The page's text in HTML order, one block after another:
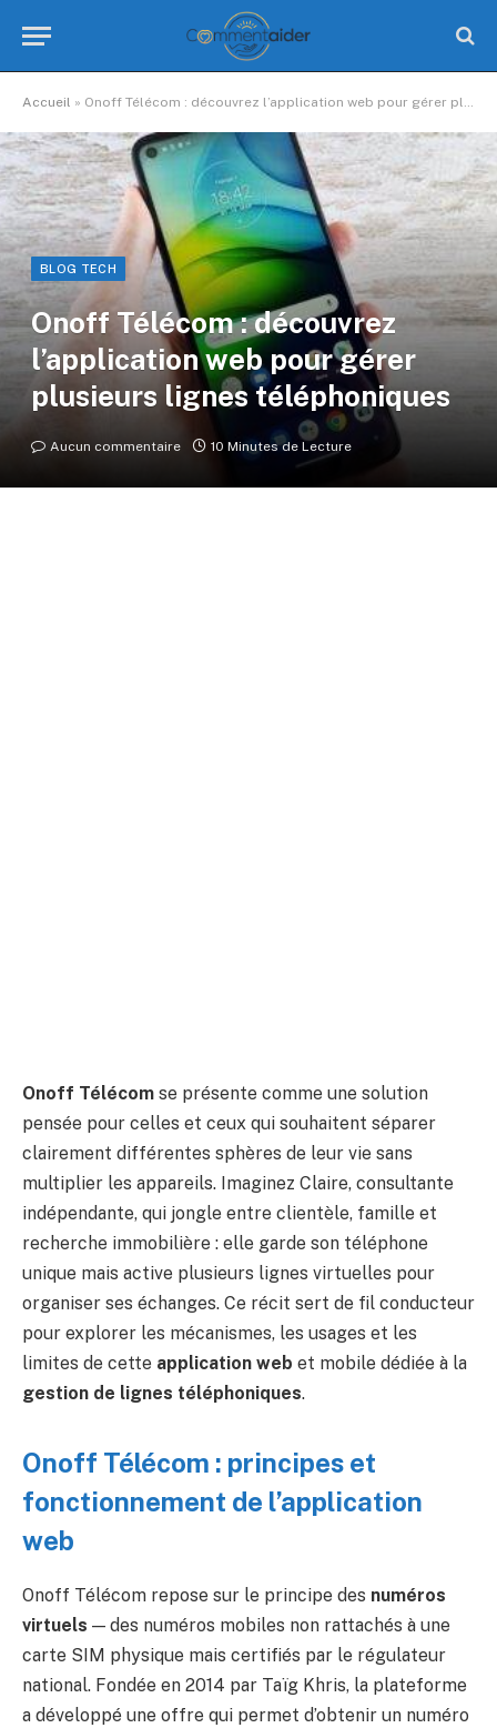
Accueil » Onoff Télécom : découvrez l’application web pour gérer plusieurs lignes téléphoniques
BLOG TECH
Onoff Télécom : découvrez
l’application web pour gérer
plusieurs lignes téléphoniques
Aucun commentaire 10 Minutes de Lecture
Onoff Télécom se présente comme une solution
pensée pour celles et ceux qui souhaitent séparer
clairement différentes sphères de leur vie sans
multiplier les appareils. Imaginez Claire, consultante
indépendante, qui jongle entre clientèle, famille et
recherche immobilière : elle garde son téléphone
unique mais active plusieurs lignes virtuelles pour
organiser ses échanges. Ce récit sert de fil conducteur
pour explorer les mécanismes, les usages et les
limites de cette application web et mobile dédiée à la
gestion de lignes téléphoniques.
Onoff Télécom : principes et
fonctionnement de l’application
web
Onoff Télécom repose sur le principe des numéros
virtuels — des numéros mobiles non rattachés à une
carte SIM physique mais certifiés par le régulateur
national. Fondée en 2014 par Taïg Khris, la plateforme
a développé une offre qui permet d’obtenir un numéro